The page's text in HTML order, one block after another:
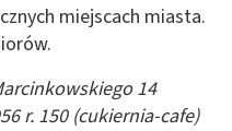
miejscach miasta.
14
r. 150 (cukiernia-cafe)